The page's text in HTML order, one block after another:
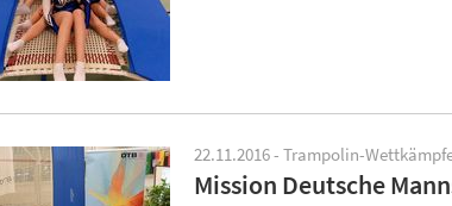
22.11.2016 - Trampolin-
Mission Deutsche